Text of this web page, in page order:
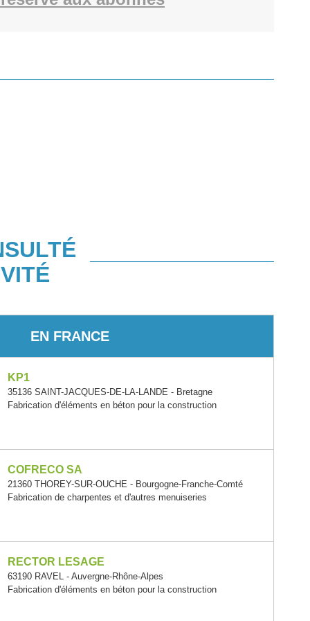
EN FRANCE
KP1
35136 SAINT-JACQUES-DE-LA-LANDE - Bretagne
Fabrication d'éléments en béton pour la construction
COFRECO SA
21360 THOREY-SUR-OUCHE - Bourgogne-Franche-Comté
Fabrication de charpentes et d'autres menuiseries
RECTOR LESAGE
63190 RAVEL - Auvergne-Rhône-Alpes
Fabrication d'éléments en béton pour la construction